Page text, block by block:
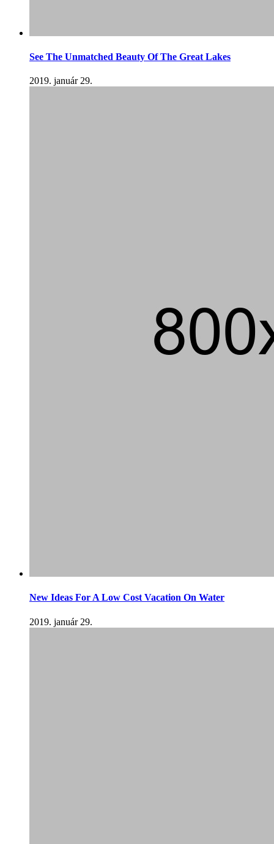
See The Unmatched Beauty Of The Great Lakes
2019. január 29.
New Ideas For A Low Cost Vacation On Water
2019. január 29.